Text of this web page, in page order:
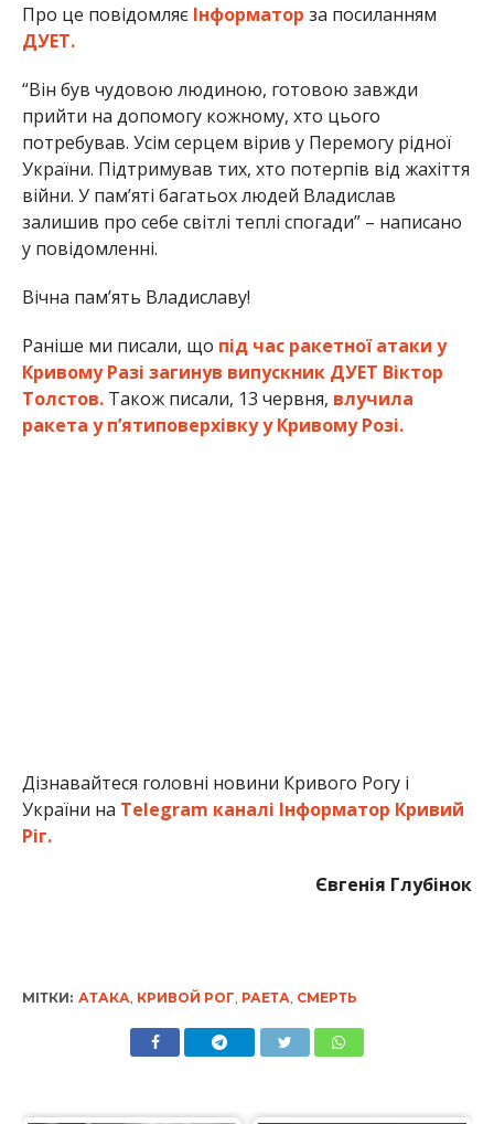
Про це повідомляє Інформатор за посиланням
ДУЕТ.
“Він був чудовою людиною, готовою завжди
прийти на допомогу кожному, хто цього
потребував. Усім серцем вірив у Перемогу рідної
України. Підтримував тих, хто потерпів від жахіття
війни. У пам’яті багатьох людей Владислав
залишив про себе світлі теплі спогади” – написано
у повідомленні.
Вічна пам’ять Владиславу!
Раніше ми писали, що під час ракетної атаки у
Кривому Разі загинув випускник ДУЕТ Віктор
Толстов.Також писали, 13 червня, влучила
ракета у п’ятиповерхівку у Кривому Розі.
Дізнавайтеся головні новини Кривого Рогу і
України на Telegram каналі Інформатор Кривий
Ріг.
Євгенія Глубінок
МІТКИ: АТАКА КРИВОЙ РОГ РАЕТА СМЕРТЬ